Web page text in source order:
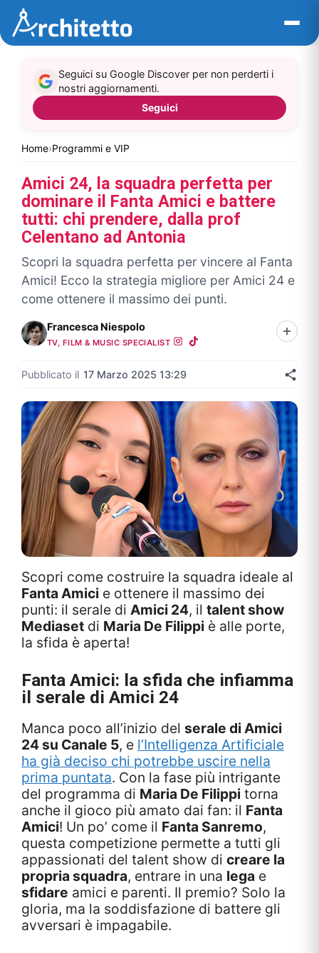
contenuto
Home›Programmi e VIP
Seguici su Google Discover per non perderti i
nostri aggiornamenti.
Seguici
Amici 24, la squadra perfetta per
dominare il Fanta Amici e battere
tutti: chi prendere, dalla prof
Celentano ad Antonia
Scopri la squadra perfetta per vincere al Fanta
Amici! Ecco la strategia migliore per Amici 24 e
come ottenere il massimo dei punti.
Francesca Niespolo
TV, FILM & MUSIC SPECIALIST
Pubblicato il 17 Marzo 2025 13:29
Scopri come costruire la squadra ideale al
Fanta Amici e ottenere il massimo dei
punti: il serale di Amici 24, il talent show
Mediaset di Maria De Filippi è alle porte,
la sfida è aperta!
Fanta Amici: la sfida che infiamma
il serale di Amici 24
Manca poco all’inizio del serale di Amici
24 su Canale 5, e l’Intelligenza Artificiale
ha già deciso chi potrebbe uscire nella
prima puntata. Con la fase più intrigante
del programma di Maria De Filippi torna
anche il gioco più amato dai fan: il Fanta
Amici! Un po’ come il Fanta Sanremo,
questa competizione permette a tutti gli
appassionati del talent show di creare la
propria squadra, entrare in una lega e
sfidare amici e parenti. Il premio? Solo la
gloria, ma la soddisfazione di battere gli
avversari è impagabile.